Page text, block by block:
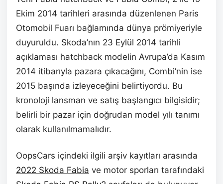
Ekim 2014 tarihleri arasında düzenlenen Paris
Otomobil Fuarı bağlamında dünya prömiyeriyle
duyuruldu. Skoda’nın 23 Eylül 2014 tarihli
açıklaması hatchback modelin Avrupa’da Kasım
2014 itibarıyla pazara çıkacağını, Combi’nin ise
2015 başında izleyeceğini belirtiyordu. Bu
kronoloji lansman ve satış başlangıcı bilgisidir;
belirli bir pazar için doğrudan model yılı tanımı
olarak kullanılmamalıdır.
OopsCars içindeki ilgili arşiv kayıtları arasında
2022 Skoda Fabia ve motor sporları tarafındaki